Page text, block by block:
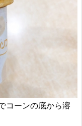
コーンの底から溶